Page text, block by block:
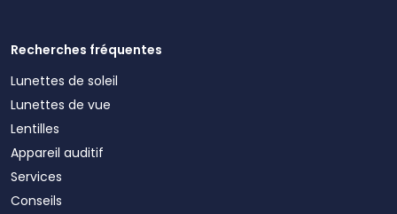
Recherches fréquentes
Lunettes de soleil
Lunettes de vue
Lentilles
Appareil auditif
Services
Conseils